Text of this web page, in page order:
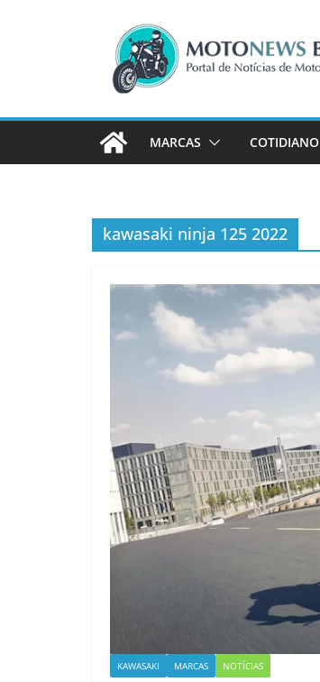
MARCAS COTIDIANO
kawasaki ninja 125 2022
KAWASAKI MARCAS NOTÍCIAS